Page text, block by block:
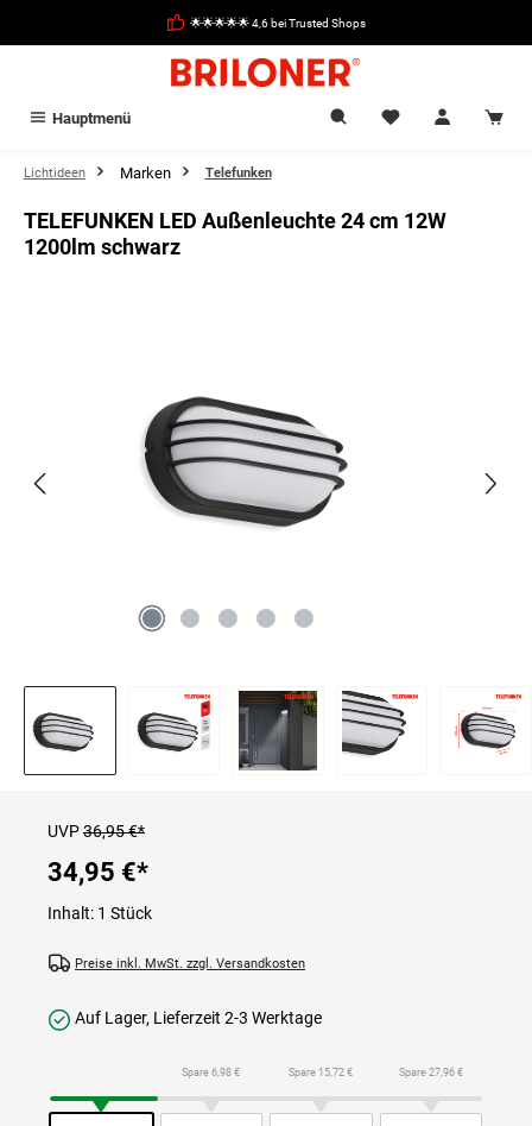
🌟🌟🌟🌟🌟 4,6 bei Trusted Shops
Hauptmenü
Lichtideen Marken Telefunken
TELEFUNKEN LED Außenleuchte 24 cm 12W
1200lm schwarz
UVP36,95 €*
34,95 €*
Inhalt: 1 Stück
Preise inkl. MwSt. zzgl. Versandkosten
Auf Lager, Lieferzeit 2-3 Werktage
Spare 6,98 € Spare 15,72 € Spare 27,96 €